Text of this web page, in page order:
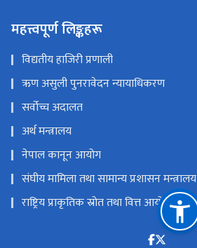
महत्त्वपूर्ण लिङ्कहरू
विद्यतीय हाजिरी प्रणाली
ऋण असुली पुनरावेदन न्यायाधिकरण
सर्वोच्च अदालत
अर्थ मन्त्रालय
नेपाल कानून आयोग
संघीय मामिला तथा सामान्य प्रशासन मन्त्रालय
राष्ट्रिय प्राकृतिक स्रोत तथा वित्त आयोग